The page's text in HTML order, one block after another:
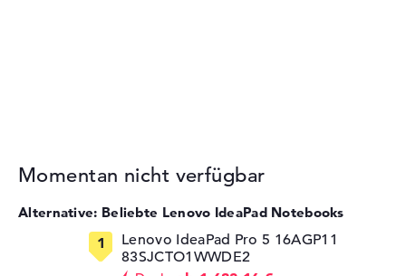
Momentan nicht verfügbar
Alternative: Beliebte Lenovo IdeaPad Notebooks
Lenovo IdeaPad Pro 5 16AGP11
83SJCTO1WWDE2